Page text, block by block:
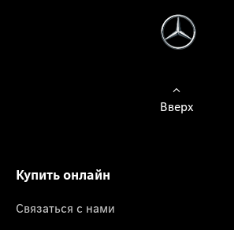
Вверх
Купить онлайн
Связаться с нами